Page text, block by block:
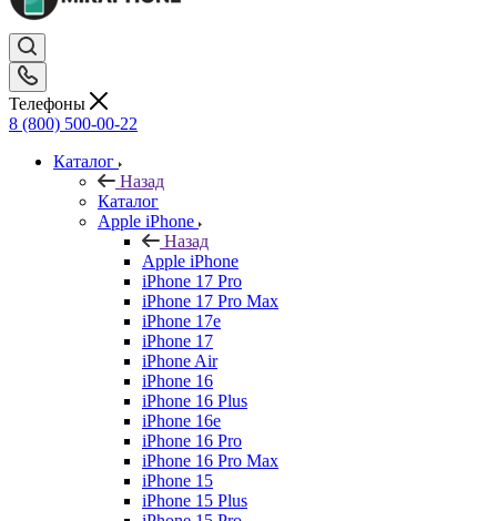
Телефоны
8 (800) 500-00-22
Каталог
Назад
Каталог
Apple iPhone
Назад
Apple iPhone
iPhone 17 Pro
iPhone 17 Pro Max
iPhone 17e
iPhone 17
iPhone Air
iPhone 16
iPhone 16 Plus
iPhone 16e
iPhone 16 Pro
iPhone 16 Pro Max
iPhone 15
iPhone 15 Plus